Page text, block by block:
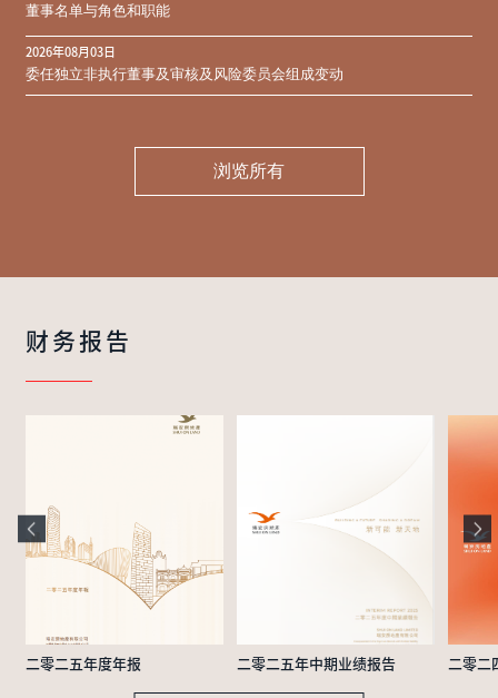
同意结果
董事名单与角色和职能
2026年08月03日
委任独立非执行董事及审核及风险委员会组成变动
浏览所有
财务报告
二零二五年度年报 二零二五年中期业绩报告 二零二